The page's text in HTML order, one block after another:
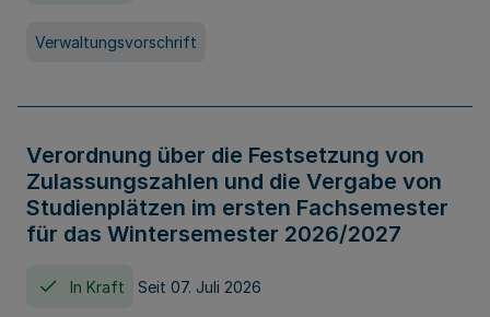
Verwaltungsvorschrift
Verordnung über die Festsetzung von
Zulassungszahlen und die Vergabe von
Studienplätzen im ersten Fachsemester
für das Wintersemester 2026/2027
In Kraft Seit 07. Juli 2026